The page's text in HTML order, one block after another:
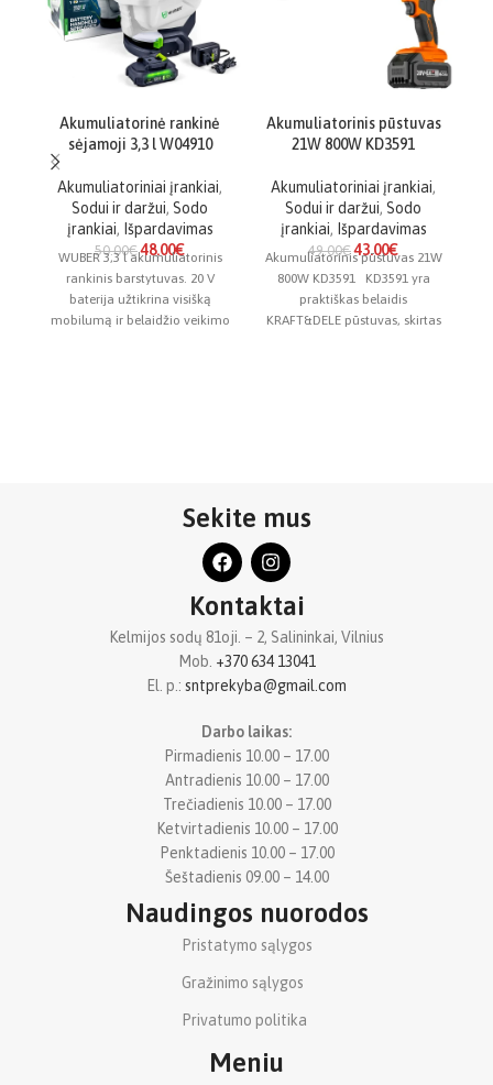
Akumuliatorinė rankinė
sėjamoji 3,3 l W04910
Akumuliatoriniai įrankiai,
Sodui ir daržui, Sodo
įrankiai, Išpardavimas
50.00€ 48.00€
WUBER 3,3 l akumuliatorinis
rankinis barstytuvas. 20 V
baterija užtikrina visišką
mobilumą ir belaidžio veikimo
Akumuliatorinis pūstuvas
21W 800W KD3591
Akumuliatoriniai įrankiai,
Sodui ir daržui, Sodo
įrankiai, Išpardavimas
49.00€ 43.00€
Akumuliatorinis pūstuvas 21W
800W KD3591 KD3591 yra
praktiškas belaidis
KRAFT&DELE pūstuvas, skirtas
Sekite mus
Kontaktai
Kelmijos sodų 81oji. – 2, Salininkai, Vilnius
Mob. +370 634 13041
El. p.: sntprekyba@gmail.com
Darbo laikas:
Pirmadienis 10.00 – 17.00
Antradienis 10.00 – 17.00
Trečiadienis 10.00 – 17.00
Ketvirtadienis 10.00 – 17.00
Penktadienis 10.00 – 17.00
Šeštadienis 09.00 – 14.00
Naudingos nuorodos
Pristatymo sąlygos
Gražinimo sąlygos
Privatumo politika
Meniu